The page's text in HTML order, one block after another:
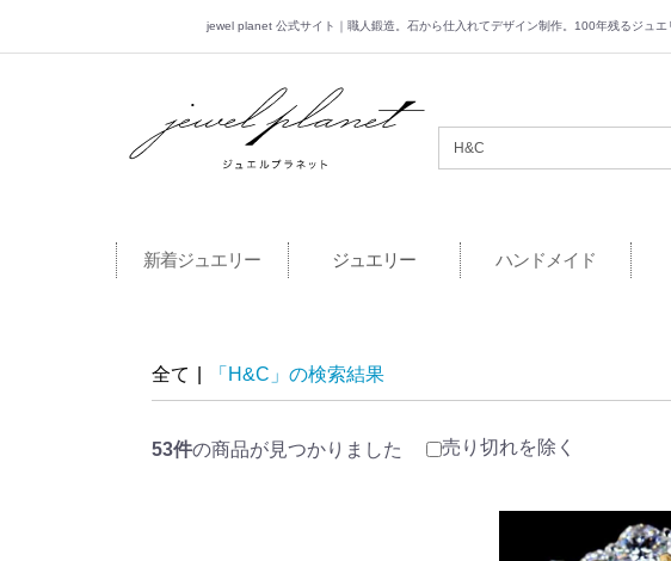
jewel planet 公式サイト｜職人鍛造。石から仕入れてデザイン制作。100年残るジュエ
jewel planet 公式サイト
新着ジュエリー ジュエリー ハンドメイド
全て 「H&C」の検索結果
53件の商品が見つかりました 売り切れを除く